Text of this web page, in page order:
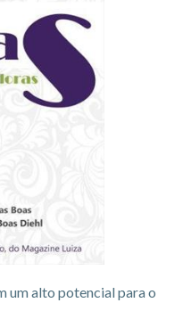
um alto potencial para o